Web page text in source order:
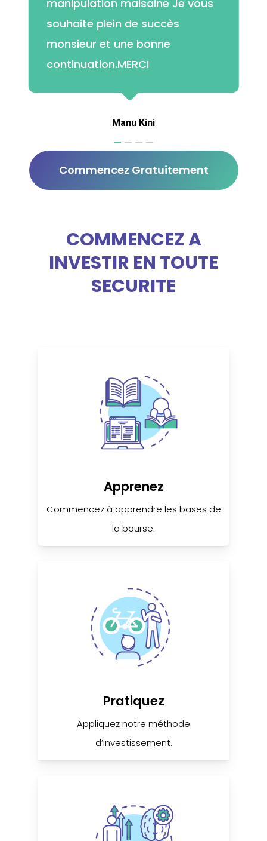
manipulation malsaine Je vous
souhaite plein de succès
monsieur et une bonne
continuation.MERCI
Manu Kini
Commencez Gratuitement
COMMENCEZ A
INVESTIR EN TOUTE
SECURITE
Apprenez
Commencez à apprendre les bases de
la bourse.
Pratiquez
Appliquez notre méthode
d’investissement.